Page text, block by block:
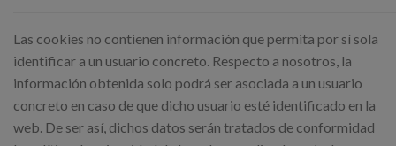
Las cookies no contienen información que permita por sí sola
identificar a un usuario concreto. Respecto a nosotros, la
información obtenida solo podrá ser asociada a un usuario
concreto en caso de que dicho usuario esté identificado en la
web. De ser así, dichos datos serán tratados de conformidad